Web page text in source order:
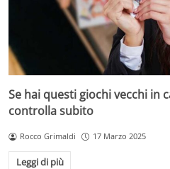
Se hai questi giochi vecchi in
controlla subito
Rocco Grimaldi 17 Marzo 2025
Leggi di più